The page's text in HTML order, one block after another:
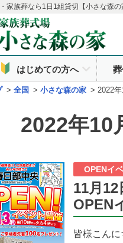
家族葬なら1日1組貸切【小さな森の
はじめての方へ
> 全国 > 小さな森の家 > 2022
2022年10
OPENイ
11月
OPEN
皆様こん